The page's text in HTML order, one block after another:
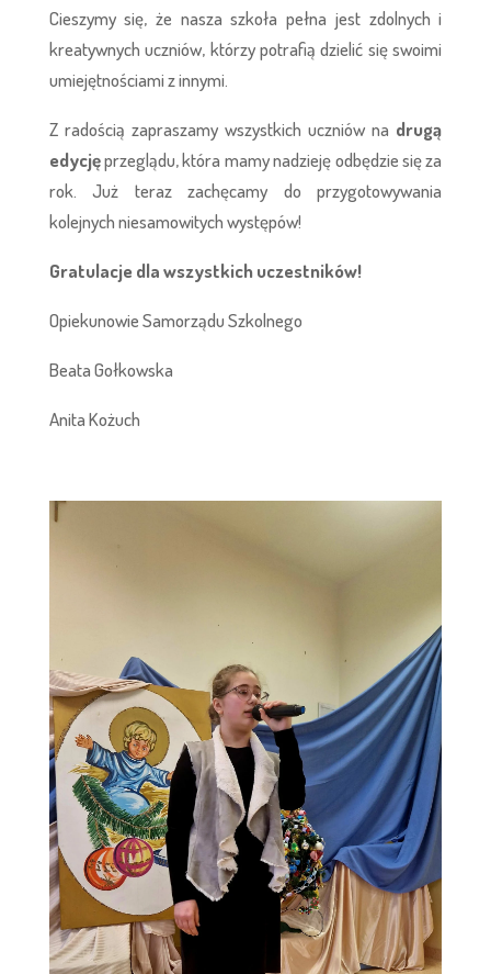
Cieszymy się, że nasza szkoła pełna jest zdolnych i
kreatywnych uczniów, którzy potrafią dzielić się swoimi
umiejętnościami z innymi.
Z radością zapraszamy wszystkich uczniów na drugą
edycjęprzeglądu, która mamy nadzieję odbędzie się za
rok. Już teraz zachęcamy do przygotowywania
kolejnych niesamowitych występów!
Gratulacje dla wszystkich uczestników!
Opiekunowie Samorządu Szkolnego
Beata Gołkowska
Anita Kożuch